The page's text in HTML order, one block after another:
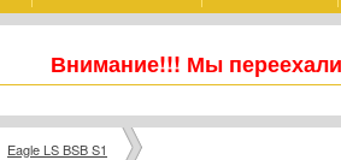
Внимание!!! Мы
Eagle LS BSB S1